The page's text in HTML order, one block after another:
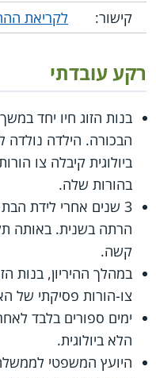
קישור:
לקריאת
רקע עובדתי
הבכורה. הילדה נולדה
ביולוגית קיבלה צו
בהורות שלה.
3 שנים אחרי לידת
הרתה בשנית. באותה
קשה.
במהלך ההיריון, בנות
צו-הורות פסיקתי של
ימים ספורים בלבד
הלא ביולוגית.
היועץ המשפטי